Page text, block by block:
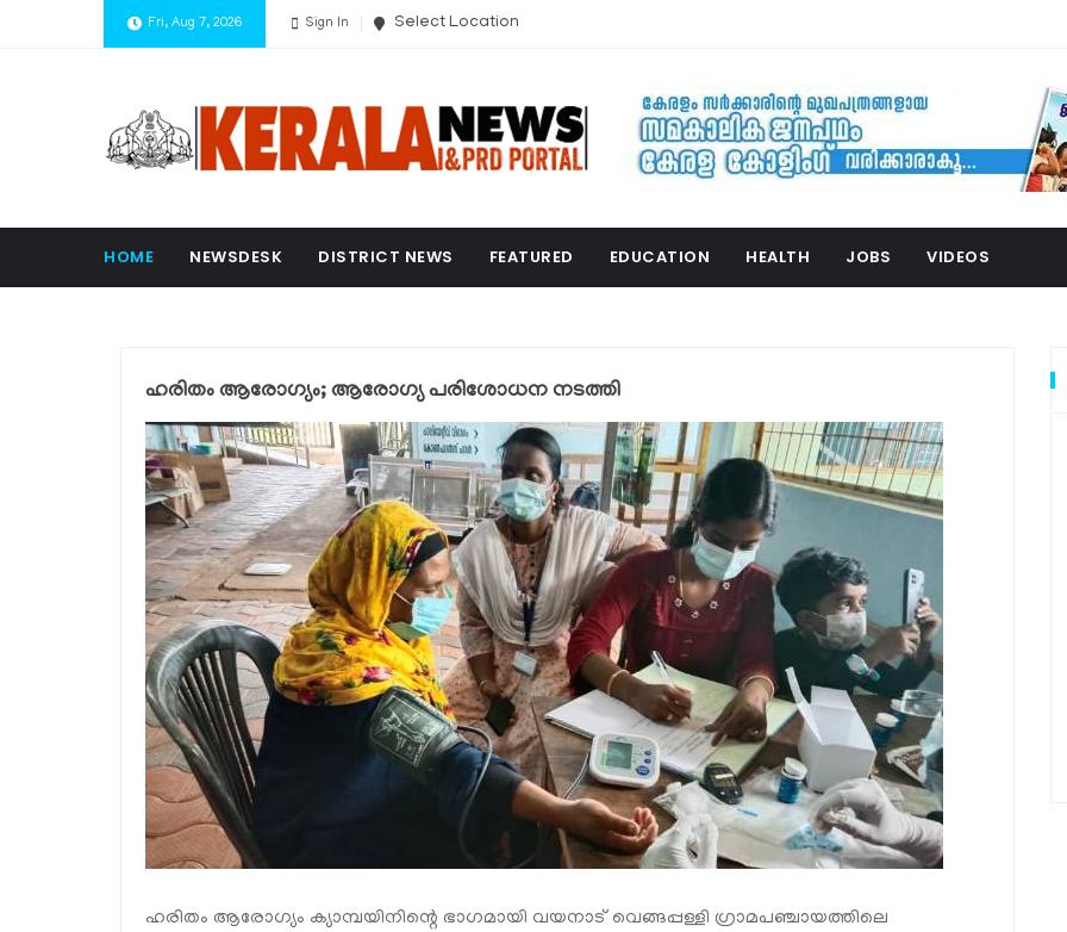
Fri, Aug 7, 2026 Sign In Select Location
HOME NEWSDESK DISTRICT NEWS FEATURED EDUCATION HEALTH JOBS VIDEOS
ഹരിതം ആരോഗ്യം; ആരോഗ്യ പരിശോധന നടത്തി
ഹരിതം ആരോഗ്യം ക്യാമ്പയിനിന്റെ ഭാഗമായി വയനാട് വെങ്ങപ്പള്ളി ഗ്രാമപഞ്ചായത്തിലെ